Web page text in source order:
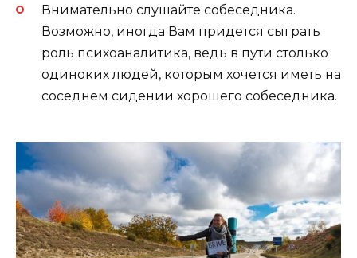
Внимательно слушайте собеседника.
Возможно, иногда Вам придется сыграть
роль психоаналитика, ведь в пути столько
одиноких людей, которым хочется иметь на
соседнем сидении хорошего собеседника.